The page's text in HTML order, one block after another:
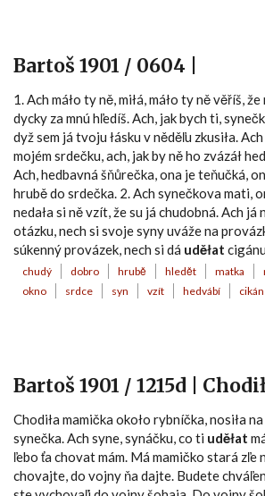
Bartoš 1901 / 0604 |
1. Ach máło ty ně, miłá, máło ty ně věříš,
dycky za mnú hľedíš. Ach, jak bych ti,
dyž sem já tvoju łásku v něděľu zkusiła.
mojém srdečku, ach, jak by ně ho zvázáł
Ach, hedbavná šňůrečka, ona je teňučká,
hrubě do srdečka. 2. Ach synečkova mati,
nedała si ně vzít, že su já chudobná. Ach já
otázku, nech si svoje syny uváže na
súkenný provázek, nech si dá uděłat
chudý dobro hrubě hledět matka
okno
srdce syn vzít hedvábí cikán
Bartoš 1901 / 1215d |
Chodiła mamička około rybníčka, nosiła
synečka. Ach syne, synáčku, co ti uděłat
ľebo ťa chovat mám. Má mamičko stará zľe
chovajte, do vojny ňa dajte. Budete